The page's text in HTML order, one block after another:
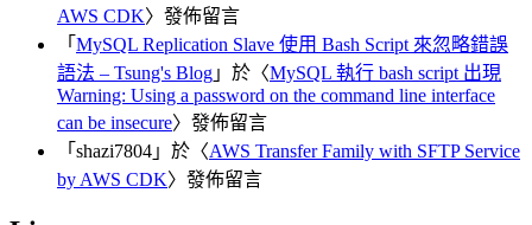
AWS CDK〉發佈留言
「 MySQL Replication Slave 使用 Bash Script 來忽略錯誤
語法 – Tsung's Blog 」於〈MySQL 執行 bash script 出現
Warning: Using a password on the command line interface
can be insecure〉發佈留言
「 shazi7804 」於〈AWS Transfer Family with SFTP Service
by AWS CDK〉發佈留言